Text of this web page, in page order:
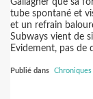
Gallagher que sa
tube spontané et
et un refrain
Subways vient de
Evidement, pas de
Publié dans Chroniques